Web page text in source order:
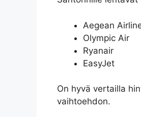
Aegean
Olympic Air
Ryanair
EasyJet
On hyvä vertailla
vaihtoehdon.